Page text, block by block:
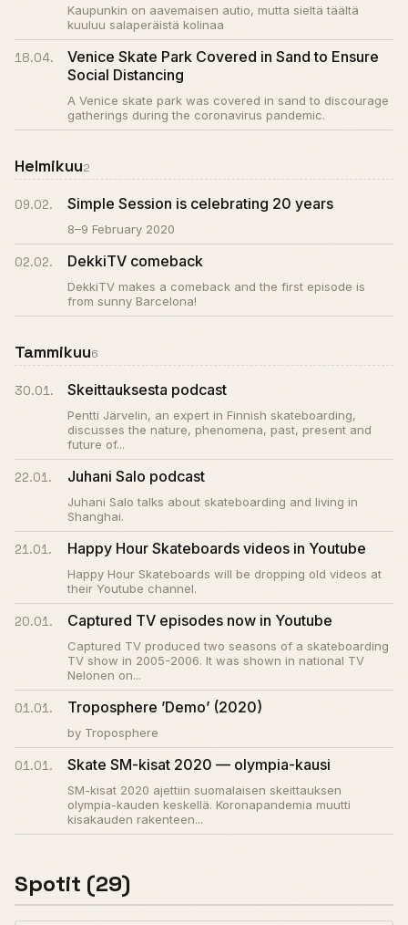
Kaupunkin on aavemaisen autio, mutta sieltä täältä
kuuluu salaperäistä kolinaa
18.04.
Venice Skate Park Covered in Sand to Ensure
Social Distancing
A Venice skate park was covered in sand to discourage
gatherings during the coronavirus pandemic.
Helmikuu2
09.02. Simple Session is celebrating 20 years
8–9 February 2020
02.02. DekkiTV comeback
DekkiTV makes a comeback and the first episode is
from sunny Barcelona!
Tammikuu6
30.01. Skeittauksesta podcast
Pentti Järvelin, an expert in Finnish skateboarding,
discusses the nature, phenomena, past, present and
future of...
22.01. Juhani Salo podcast
Juhani Salo talks about skateboarding and living in
Shanghai.
21.01. Happy Hour Skateboards videos in Youtube
Happy Hour Skateboards will be dropping old videos at
their Youtube channel.
20.01. Captured TV episodes now in Youtube
Captured TV produced two seasons of a skateboarding
TV show in 2005-2006. It was shown in national TV
Nelonen on...
01.01. Troposphere ’Demo’ (2020)
by Troposphere
01.01. Skate SM-kisat 2020 — olympia-kausi
SM-kisat 2020 ajettiin suomalaisen skeittauksen
olympia-kauden keskellä. Korona­pandemia muutti
kisakauden rakenteen...
Spotit (29)